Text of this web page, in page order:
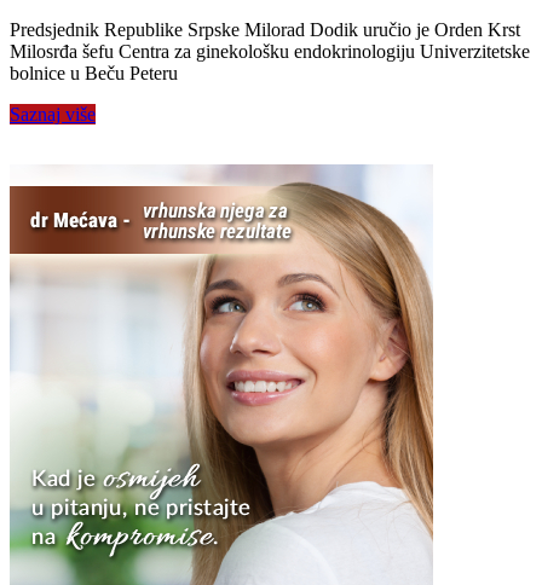
Predsjednik Republike Srpske Milorad Dodik uručio je Orden Krst
Milosrđa šefu Centra za ginekološku endokrinologiju Univerzitetske
bolnice u Beču Peteru
Saznaj više